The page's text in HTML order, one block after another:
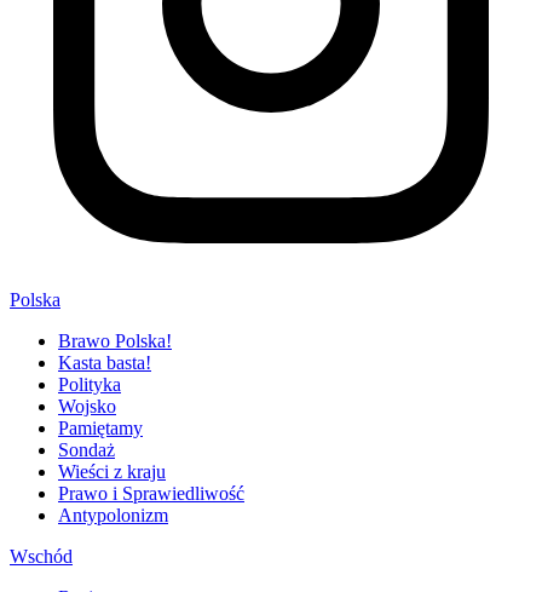
Polska
Brawo Polska!
Kasta basta!
Polityka
Wojsko
Pamiętamy
Sondaż
Wieści z kraju
Prawo i Sprawiedliwość
Antypolonizm
Wschód